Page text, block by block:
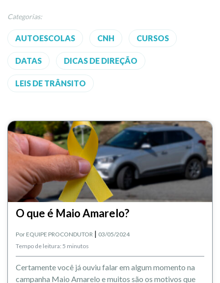
Categorias:
AUTOESCOLAS CNH CURSOS
DATAS DICAS DE DIREÇÃO
LEIS DE TRÂNSITO
O que é Maio Amarelo?
Por EQUIPE PROCONDUTOR | 03/05/2024
Tempo de leitura: 5 minutos
Certamente você já ouviu falar em algum momento na
campanha Maio Amarelo e muitos são os motivos que